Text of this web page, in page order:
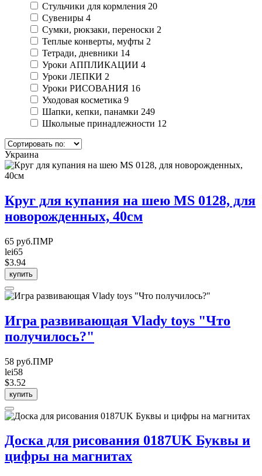
Стульчики для кормления 20
Сувениры 4
Сумки, рюкзаки, переноски 2
Теплые конверты, муфты 2
Тетради, дневники 14
Уроки АППЛИКАЦИИ 4
Уроки ЛЕПКИ 2
Уроки РИСОВАНИЯ 16
Уходовая косметика 9
Шапки, кепки, панамки 249
Школьные принадлежности 12
Украина
Круг для купания на шею MS 0128, для
новорожденных, 40см
65 руб.ПМР
lei65
$3.94
купить
Игра развивающая Vlady toys "Что
получилось?"
58 руб.ПМР
lei58
$3.52
купить
Доска для рисования 0187UK Буквы и
цифры на магнитах